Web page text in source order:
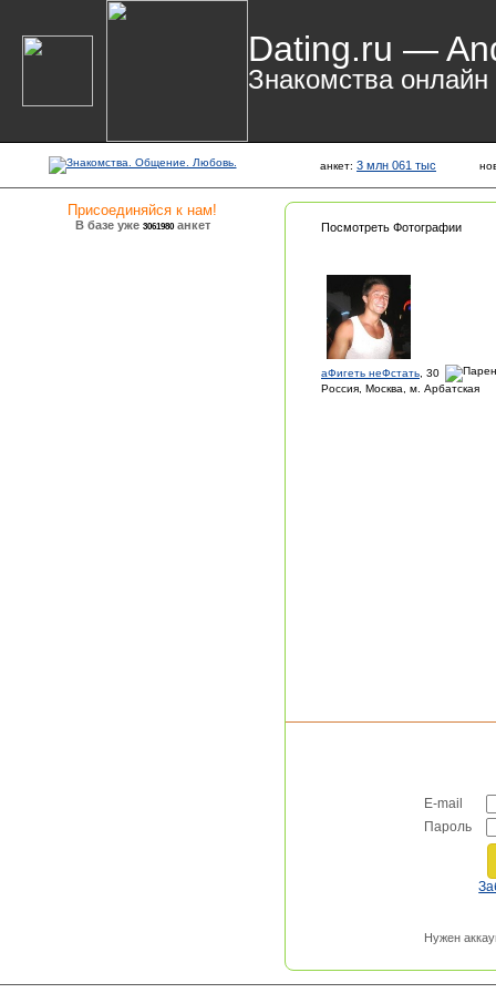
Dating.ru —
Знакомства онлайн
анкет: 3 млн 061 тыс
Присоединяйся к нам!
В базе уже 3061980анкет Посмотреть Фотографии
aФигеть неФстать , 30
Россия, Москва, м. Арбатская
E-mail
Пароль
Нужен